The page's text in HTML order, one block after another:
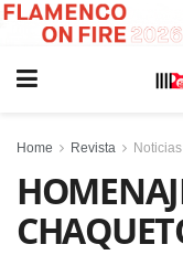
Home Revista Noticias